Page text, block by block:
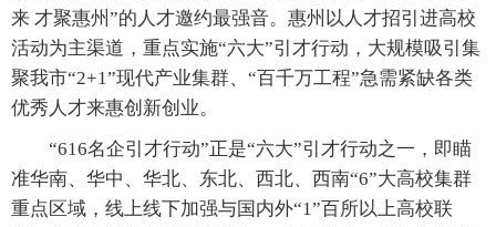
来 才聚惠州”的人才邀约最强音。惠州以人才招引进高校
活动为主渠道，重点实施“六大”引才行动，大规模吸引集
聚我市“2+1”现代产业集群、“百千万工程”急需紧缺各类
优秀人才来惠创新创业。
“616名企引才行动”正是“六大”引才行动之一，即瞄
准华南、华中、华北、东北、西北、西南“6”大高校集群
重点区域，线上线下加强与国内外“1”百所以上高校联